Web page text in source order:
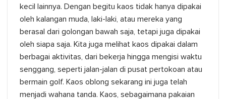
kecil lainnya. Dengan begitu kaos tidak hanya dipakai
oleh kalangan muda, laki-laki, atau mereka yang
berasal dari golongan bawah saja, tetapi juga dipakai
oleh siapa saja. Kita juga melihat kaos dipakai dalam
berbagai aktivitas, dari bekerja hingga mengisi waktu
senggang, seperti jalan-jalan di pusat pertokoan atau
bermain golf. Kaos oblong sekarang ini juga telah
menjadi wahana tanda. Kaos, sebagaimana pakaian